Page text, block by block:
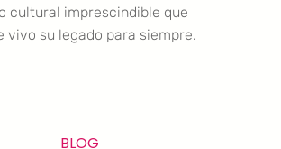
cultural imprescindible que
vivo su legado para siempre.
BLOG